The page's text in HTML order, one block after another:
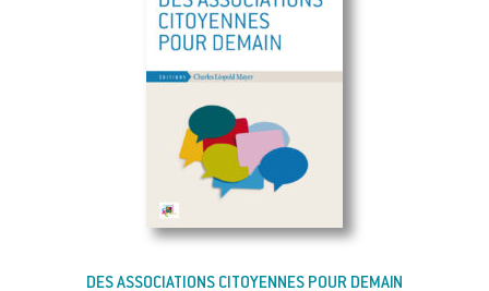
DES ASSOCIATIONS CITOYENNES POUR DEMAIN